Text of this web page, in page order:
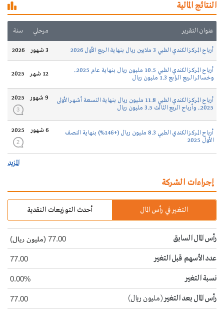
النتائج المالية
عنوان التقرير مرحلي سنة
أرباح المركز الكندي الطبي 3 ملايين ريال بنهاية الربع الأول 2026 3 شهور 2026
أرباح المركز الكندي الطبي 10.5 مليون ريال بنهاية عام 2025..
وخسائر الربع الرابع 1.3 مليون ريال
12 شهر 2025
أرباح المركز الكندي الطبي 11.8 مليون ريال بنهاية التسعة أشهر الأولى
2025.. وأرباح الربع الثالث 3.5 مليون ريال
9 شهور 2025
3
أرباح المركز الكندي الطبي 8.3 مليون ريال (+146%) بنهاية النصف
الأول 2025
6 شهور 2025
2
المزيد
إجراءات الشركة
التغير في رأس المال أحدث التوزيعات النقدية
رأس المال السابق 77.00 (مليون ريال)
عدد الأسهم قبل التغير 77.00
نسبة التغير 0.00%
رأس المال بعد التغير(مليون ريال) 77.00